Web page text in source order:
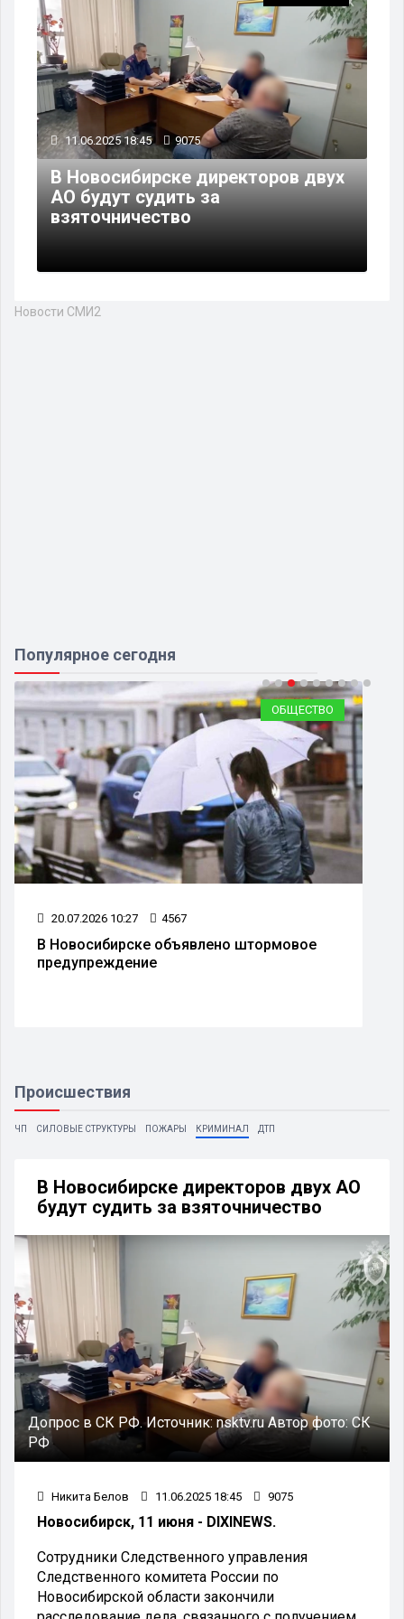
11.06.2025 18:45 9075
В Новосибирске директоров двух
АО будут судить за
взяточничество
Новости СМИ2
Популярное сегодня
ОБЩЕСТВО
4567
объявлено штормовое
Землетрясение
Происшествия
ЧП СИЛОВЫЕ СТРУКТУРЫ ПОЖАРЫ КРИМИНАЛ ДТП
В Новосибирске директоров двух АО
будут судить за взяточничество
Допрос в СК РФ.Источник:nsktv.ruАвтор фото:СК
РФ
Никита Белов 11.06.2025 18:45 9075
Новосибирск, 11 июня - DIXINEWS.
Сотрудники Следственного управления
Следственного комитета России по
Новосибирской области закончили